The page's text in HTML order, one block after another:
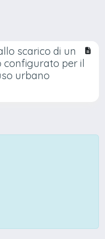
scarico di un
per il
urbano